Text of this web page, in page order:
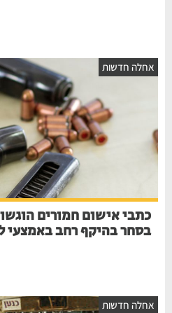
אחלה חדשות
בסחר בהיקף רחב באמצעי
אחלה חדשות